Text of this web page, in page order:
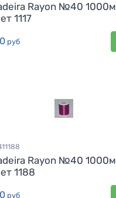
Rayon №40 1000м
1117
руб
Rayon №40 1000м
1188
руб